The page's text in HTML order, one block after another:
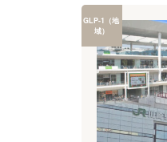
GLP-1（地
域）